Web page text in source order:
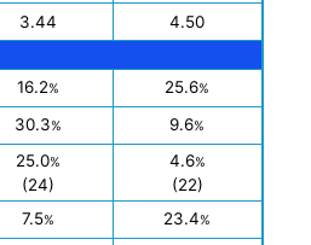
3.44 4.50
16.2% 25.6%
30.3% 9.6%
25.0%
(24)
4.6%
(22)
7.5% 23.4%